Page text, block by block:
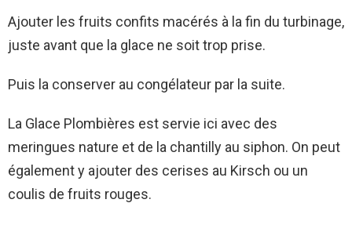
Ajouter les fruits confits macérés à la fin du turbinage,
juste avant que la glace ne soit trop prise.
Puis la conserver au congélateur par la suite.
La Glace Plombières est servie ici avec des
meringues nature et de la chantilly au siphon. On peut
également y ajouter des cerises au Kirsch ou un
coulis de fruits rouges.